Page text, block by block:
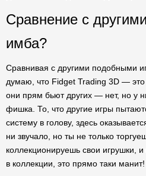
Сравнение с
имба?
Сравнивая с другими подобными
думаю, что Fidget Trading 3D —
они прям бьют других — нет, но у
фишка. То, что другие игры
систему в голову, здесь
ни звучало, но ты не только
коллекционируешь свои игрушки,
в коллекции, это прямо таки манит!